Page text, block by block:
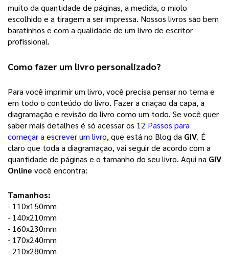
muito da quantidade de páginas, a medida, o miolo
escolhido e a tiragem a ser impressa. Nossos livros são bem
baratinhos e com a qualidade de um livro de escritor
profissional.
Como fazer um livro personalizado?
Para você imprimir um livro, você precisa pensar no tema e
em todo o conteúdo do livro. Fazer a criação da capa, a
diagramação e revisão do livro como um todo. Se você quer
saber mais detalhes é só acessar os 12 Passos para
começar a escrever um livro, que está no Blog da GIV. É
claro que toda a diagramação, vai seguir de acordo com a
quantidade de páginas e o tamanho do seu livro. Aqui na GIV
Online você encontra:
Tamanhos:
- 110x150mm
- 140x210mm
- 160x230mm
- 170x240mm
- 210x280mm